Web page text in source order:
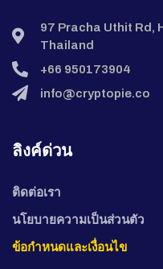
97 Pracha Uthit Rd,
Thailand
+66 950173904
info@cryptopie.co
ลิงค์ด่วน
ติดต่อเรา
นโยบายความเป็นส่วนตัว
ข้อกำหนดและเงื่อนไข